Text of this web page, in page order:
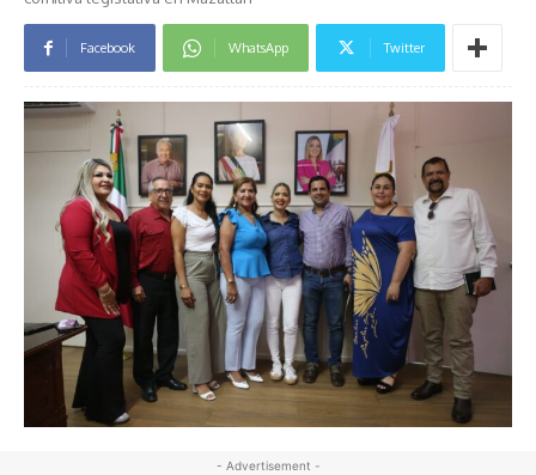
Facebook WhatsApp Twitter
- Advertisement -